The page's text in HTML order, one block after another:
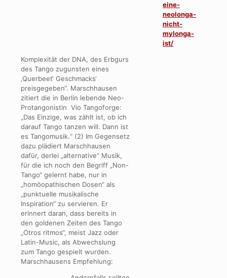
eine-
neolonga-
nicht-
mylonga-
ist/
Komplexität der DNA, des Erbgurs
des Tango zugunsten eines
‚Querbeet‘ Geschmacks‘
preisgegeben“. Marschhausen
zitiert die in Berlin lebende Neo-
Protangonistin Vio Tangoforge:
„Das Einzige, was zählt ist, ob ich
darauf Tango tanzen will. Dann ist
es Tangomusik.“ (2) Im Gegensetz
dazu plädiert Marschhausen
dafür, derlei „alternative“ Musik,
für die ich noch den Begriff „Non-
Tango“ gelernt habe, nur in
„homöopathischen Dosen“ als
„punktuelle musikalische
Inspiration“ zu servieren. Er
erinnert daran, dass bereits in
den goldenen Zeiten des Tango
„Otros ritmos“, meist Jazz oder
Latin-Music, als Abwechslung
zum Tango gespielt wurden.
Marschhausens Empfehlung: